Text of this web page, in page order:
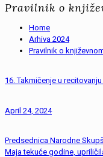
Pravilnik o
Home
Arhiva 2024
Pravilnik o
16. Takmičenje u recitovanju
April 24, 2024
Predsednica Narodne
Maja tekuće godine,